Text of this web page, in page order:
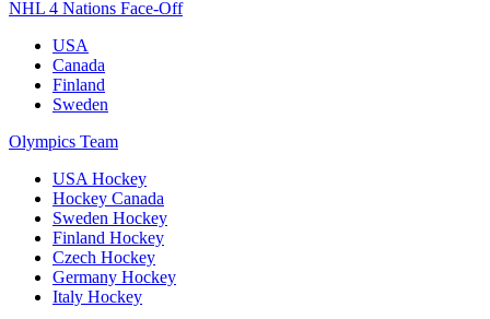
NHL 4 Nations Face-Off
USA
Canada
Finland
Sweden
Olympics Team
USA Hockey
Hockey Canada
Sweden Hockey
Finland Hockey
Czech Hockey
Germany Hockey
Italy Hockey